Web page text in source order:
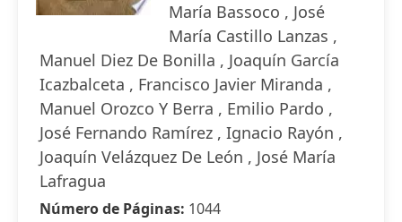
María Bassoco , José
María Castillo Lanzas ,
Manuel Diez De Bonilla , Joaquín García
Icazbalceta , Francisco Javier Miranda ,
Manuel Orozco Y Berra , Emilio Pardo ,
José Fernando Ramírez , Ignacio Rayón ,
Joaquín Velázquez De León , José María
Lafragua
Número de Páginas: 1044